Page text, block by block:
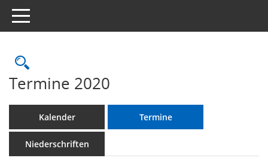
Toggle navigation
Rechercheauswahl
Termine 2020
Kalender Termine
Niederschriften